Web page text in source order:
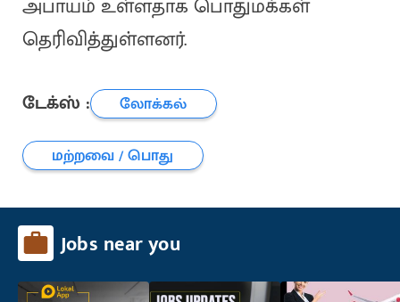
அபாயம் உள்ளதாக பொதுமக்கள்
தெரிவித்துள்ளனர்.
டேக்ஸ் :
லோக்கல்
மற்றவை / பொது
Jobs near you